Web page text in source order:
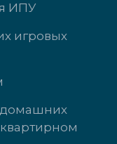
ИПУ
игровых